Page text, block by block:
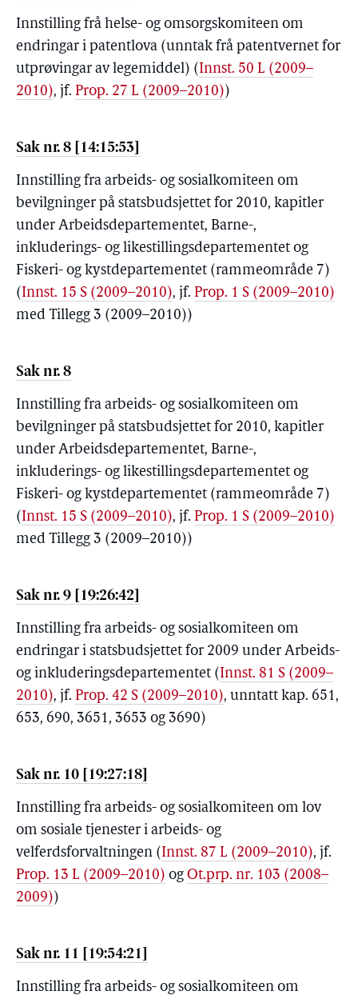
Innstilling frå helse- og omsorgskomiteen om
endringar i patentlova (unntak frå patentvernet for
utprøvingar av legemiddel) (Innst. 50 L (2009–
2010), jf. Prop. 27 L (2009–2010))
Sak nr. 8 [14:15:53]
Innstilling fra arbeids- og sosialkomiteen om
bevilgninger på statsbudsjettet for 2010, kapitler
under Arbeidsdepartementet, Barne-,
inkluderings- og likestillingsdepartementet og
Fiskeri- og kystdepartementet (rammeområde 7)
(Innst. 15 S (2009–2010), jf. Prop. 1 S (2009–2010)
med Tillegg 3 (2009–2010))
Sak nr. 8
Innstilling fra arbeids- og sosialkomiteen om
bevilgninger på statsbudsjettet for 2010, kapitler
under Arbeidsdepartementet, Barne-,
inkluderings- og likestillingsdepartementet og
Fiskeri- og kystdepartementet (rammeområde 7)
(Innst. 15 S (2009–2010), jf. Prop. 1 S (2009–2010)
med Tillegg 3 (2009–2010))
Sak nr. 9 [19:26:42]
Innstilling fra arbeids- og sosialkomiteen om
endringar i statsbudsjettet for 2009 under Arbeids-
og inkluderingsdepartementet (Innst. 81 S (2009–
2010), jf. Prop. 42 S (2009–2010), unntatt kap. 651,
653, 690, 3651, 3653 og 3690)
Sak nr. 10 [19:27:18]
Innstilling fra arbeids- og sosialkomiteen om lov
om sosiale tjenester i arbeids- og
velferdsforvaltningen (Innst. 87 L (2009–2010), jf.
Prop. 13 L (2009–2010) og Ot.prp. nr. 103 (2008–
2009))
Sak nr. 11 [19:54:21]
Innstilling fra arbeids- og sosialkomiteen om